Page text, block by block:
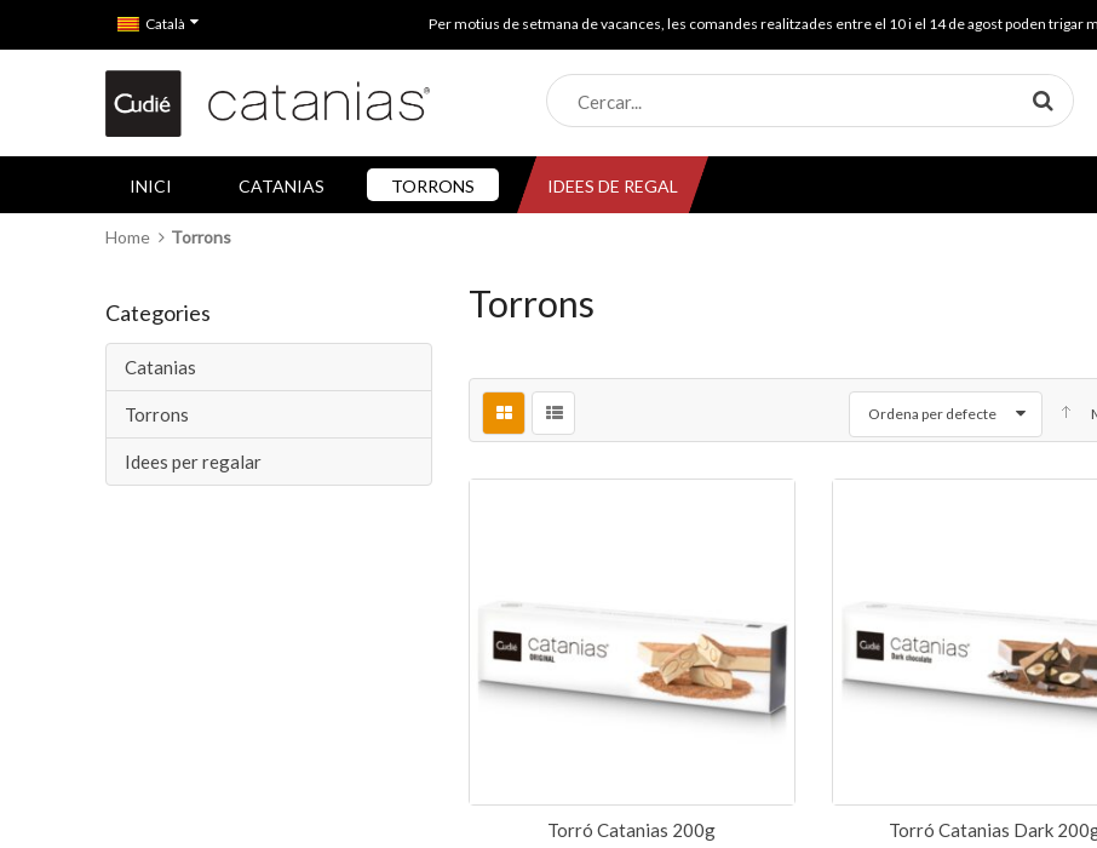
Català Per motius de setmana de vacances, les comandes realitzades entre el 10 i el 14 de agost poden trigar
INICI CATANIAS TORRONS IDEES DE REGAL
Home Torrons
Categories
Catanias
Torrons
Idees per regalar
Torrons
Ordena per defecte
Torró Catanias 200g Torró Catanias Dark